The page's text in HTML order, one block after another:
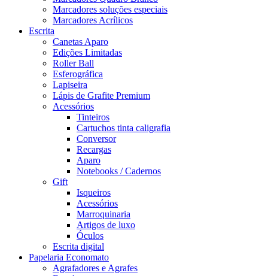
Marcadores soluções especiais
Marcadores Acrílicos
Escrita
Canetas Aparo
Edições Limitadas
Roller Ball
Esferográfica
Lapiseira
Lápis de Grafite Premium
Acessórios
Tinteiros
Cartuchos tinta caligrafia
Conversor
Recargas
Aparo
Notebooks / Cadernos
Gift
Isqueiros
Acessórios
Marroquinaria
Artigos de luxo
Óculos
Escrita digital
Papelaria Economato
Agrafadores e Agrafes